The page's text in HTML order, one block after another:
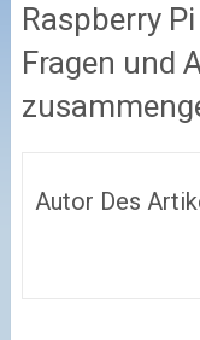
Raspberry
Fragen und
Autor Des